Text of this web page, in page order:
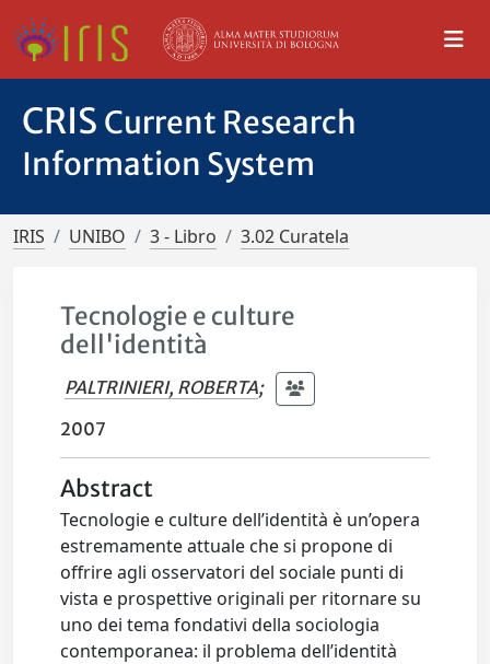
CRIS Current Research
Information System
IRIS UNIBO 3 - Libro 3.02 Curatela
Tecnologie e culture
dell'identità
PALTRINIERI, ROBERTA;
2007
Abstract
Tecnologie e culture dell’identità è un’opera
estremamente attuale che si propone di
offrire agli osservatori del sociale punti di
vista e prospettive originali per ritornare su
uno dei tema fondativi della sociologia
contemporanea: il problema dell’identità